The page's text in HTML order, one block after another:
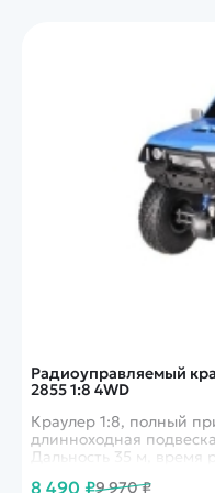
Радиоуправляемый
2855 1:8 4WD
Краулер 1:8, полный
длинноходная
Дальность 35 м, время
8 490 ₽9 970 ₽